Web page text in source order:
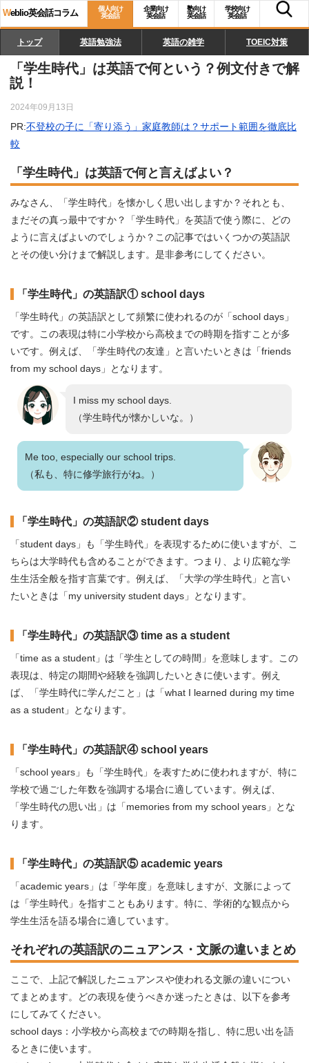
Weblio英会話コラム
個人向け
英会話
企業向け
英会話
塾向け
英会話
学校向け
英会話
トップ 英語勉強法 英語の雑学 TOEIC対策
「学生時代」は英語で何という？例文付きで解
説！
2024年09月13日
PR:不登校の子に「寄り添う」家庭教師は？サポート範囲を徹底比
較
「学生時代」は英語で何と言えばよい？
みなさん、「学生時代」を懐かしく思い出しますか？それとも、
まだその真っ最中ですか？「学生時代」を英語で使う際に、どの
ように言えばよいのでしょうか？この記事ではいくつかの英語訳
とその使い分けまで解説します。是非参考にしてください。
「学生時代」の英語訳① school days
「学生時代」の英語訳として頻繁に使われるのが「school days」
です。この表現は特に小学校から高校までの時期を指すことが多
いです。例えば、「学生時代の友達」と言いたいときは「friends
from my school days」となります。
I miss my school days.
（学生時代が懐かしいな。）
Me too, especially our school trips.
（私も、特に修学旅行がね。）
「学生時代」の英語訳② student days
「student days」も「学生時代」を表現するために使いますが、こ
ちらは大学時代も含めることができます。つまり、より広範な学
生生活全般を指す言葉です。例えば、「大学の学生時代」と言い
たいときは「my university student days」となります。
「学生時代」の英語訳③ time as a student
「time as a student」は「学生としての時間」を意味します。この
表現は、特定の期間や経験を強調したいときに使います。例え
ば、「学生時代に学んだこと」は「what I learned during my time
as a student」となります。
「学生時代」の英語訳④ school years
「school years」も「学生時代」を表すために使われますが、特に
学校で過ごした年数を強調する場合に適しています。例えば、
「学生時代の思い出」は「memories from my school years」とな
ります。
「学生時代」の英語訳⑤ academic years
「academic years」は「学年度」を意味しますが、文脈によって
は「学生時代」を指すこともあります。特に、学術的な観点から
学生生活を語る場合に適しています。
それぞれの英語訳のニュアンス・文脈の違いまとめ
ここで、上記で解説したニュアンスや使われる文脈の違いについ
てまとめます。どの表現を使うべきか迷ったときは、以下を参考
にしてみてください。
school days：小学校から高校までの時期を指し、特に思い出を語
るときに使います。